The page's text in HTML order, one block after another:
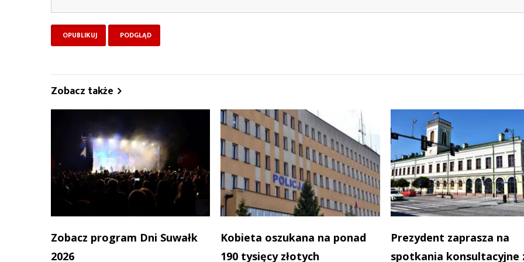
Zobacz także
Zobacz program Dni Suwałk
2026
Kobieta oszukana na ponad
190 tysięcy złotych
Prezydent zaprasza na
spotkania konsultacyjne